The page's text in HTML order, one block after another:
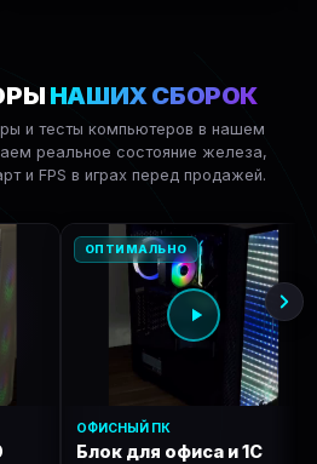
НАШИХ СБОРОК
и тесты компьютеров в нашем
реальное состояние железа,
и FPS в играх перед продажей.
ОПТИМАЛЬНО
ОФИСНЫЙ ПК
Блок для офиса и 1С